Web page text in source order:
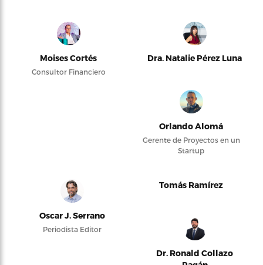
Moises Cortés
Consultor Financiero
Dra. Natalie Pérez Luna
Orlando Alomá
Gerente de Proyectos en un
Startup
Oscar J. Serrano
Periodista Editor
Tomás Ramírez
Dr. Ronald Collazo